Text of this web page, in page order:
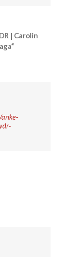
| Carolin